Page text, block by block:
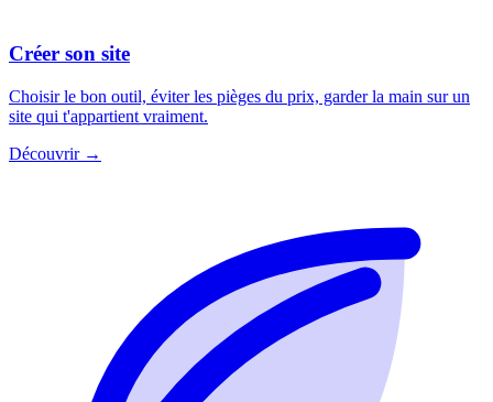
Créer son site
Choisir le bon outil, éviter les pièges du prix, garder la main sur un
site qui t'appartient vraiment.
Découvrir →